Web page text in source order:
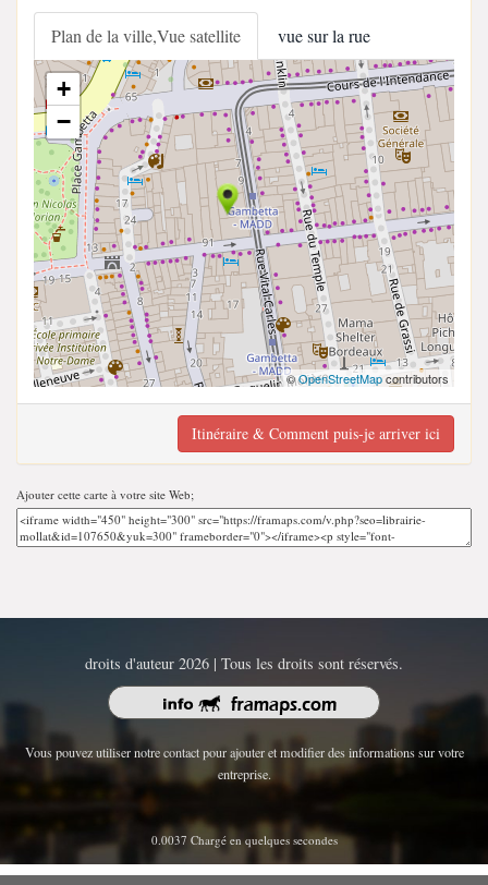
Plan de la ville,Vue satellite vue sur la rue
+
−
©OpenStreetMapcontributors
Itinéraire & Comment puis-je arriver ici
Ajouter cette carte à votre site Web;
droits d'auteur 2026 | Tous les droits sont réservés.
Vous pouvez utiliser notre contact pour ajouter et modifier des informations sur votre
entreprise.
0.0037 Chargé en quelques secondes